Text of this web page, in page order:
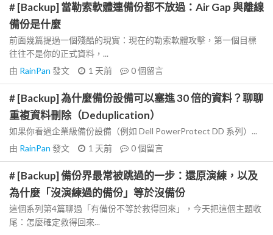
# [Backup] 當勒索軟體連備份都不放過：Air Gap 與離線
備份是什麼
前面幾篇提過一個殘酷的現實：現在的勒索軟體攻擊，第一個目標
往往不是你的正式資料，...
由 RainPan 發文 1 天前 0個留言
# [Backup] 為什麼備份設備可以塞進 30 倍的資料？聊聊
重複資料刪除（Deduplication）
如果你看過企業級備份設備（例如 Dell PowerProtect DD 系列）...
由 RainPan 發文 1 天前 0個留言
# [Backup] 備份界最常被跳過的一步：還原演練，以及
為什麼「沒演練過的備份」等於沒備份
這個系列第4篇聊過「有備份不等於救得回來」，今天把這個主題收
尾：怎麼確定救得回來...